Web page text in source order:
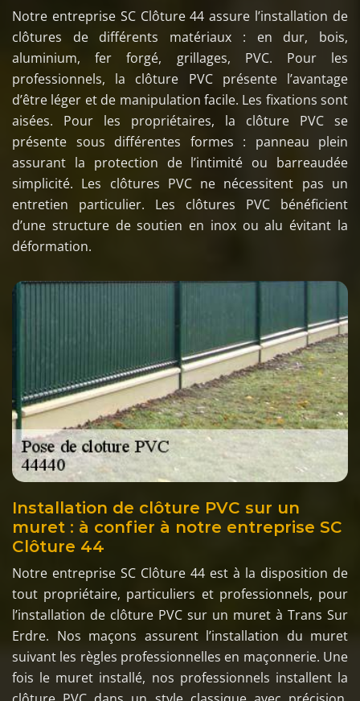
Notre entreprise SC Clôture 44 assure l’installation de
clôtures de différents matériaux : en dur, bois,
aluminium, fer forgé, grillages, PVC. Pour les
professionnels, la clôture PVC présente l’avantage
d’être léger et de manipulation facile. Les fixations sont
aisées. Pour les propriétaires, la clôture PVC se
présente sous différentes formes : panneau plein
assurant la protection de l’intimité ou barreaudée
simplicité. Les clôtures PVC ne nécessitent pas un
entretien particulier. Les clôtures PVC bénéficient
d’une structure de soutien en inox ou alu évitant la
déformation.
Installation de clôture PVC sur un
muret : à confier à notre entreprise SC
Clôture 44
Notre entreprise SC Clôture 44 est à la disposition de
tout propriétaire, particuliers et professionnels, pour
l’installation de clôture PVC sur un muret à Trans Sur
Erdre. Nos maçons assurent l’installation du muret
suivant les règles professionnelles en maçonnerie. Une
fois le muret installé, nos professionnels installent la